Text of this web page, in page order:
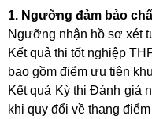
1. Ngưỡng đảm bảo
Ngưỡng nhận hồ sơ xét
Kết quả thi tốt nghiệp
bao gồm điểm ưu tiên
Kết quả Kỳ thi Đánh giá
khi quy đổi về thang điểm